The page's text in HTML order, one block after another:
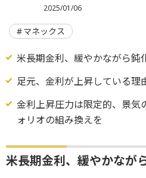
2025/01/06
マネックス
米長期金利、緩やかながら鈍
足元、金利が上昇している理
金利上昇圧力は限定的、景気
ォリオの組み換えを
米長期金利、緩やかなが